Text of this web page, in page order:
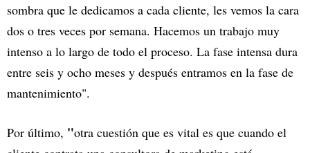
sombra que le dedicamos a cada cliente, les vemos la cara
dos o tres veces por semana. Hacemos un trabajo muy
intenso a lo largo de todo el proceso. La fase intensa dura
entre seis y ocho meses y después entramos en la fase de
mantenimiento".
Por último, "otra cuestión que es vital es que cuando el